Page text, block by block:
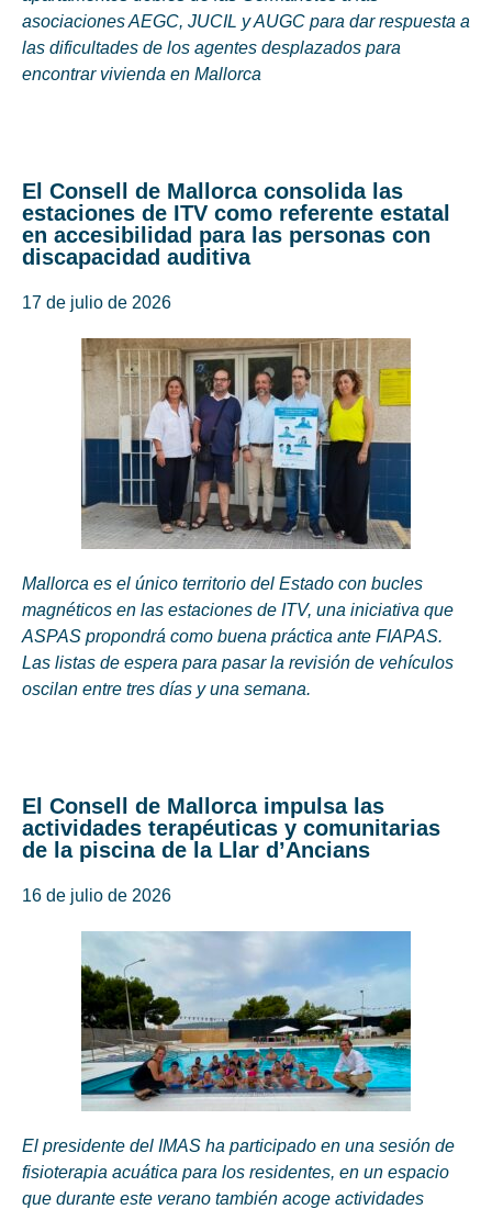
asociaciones AEGC, JUCIL y AUGC para dar respuesta a
las dificultades de los agentes desplazados para
encontrar vivienda en Mallorca
El Consell de Mallorca consolida las
estaciones de ITV como referente estatal
en accesibilidad para las personas con
discapacidad auditiva
17 de julio de 2026
Mallorca es el único territorio del Estado con bucles
magnéticos en las estaciones de ITV, una iniciativa que
ASPAS propondrá como buena práctica ante FIAPAS.
Las listas de espera para pasar la revisión de vehículos
oscilan entre tres días y una semana.
El Consell de Mallorca impulsa las
actividades terapéuticas y comunitarias
de la piscina de la Llar d’Ancians
16 de julio de 2026
El presidente del IMAS ha participado en una sesión de
fisioterapia acuática para los residentes, en un espacio
que durante este verano también acoge actividades